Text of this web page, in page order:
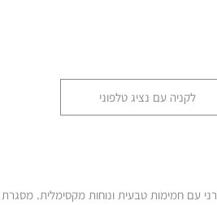
לקניה עם נציג טלפוני
עם חמימות טבעית ונוחות מקסימלית. מסגרת